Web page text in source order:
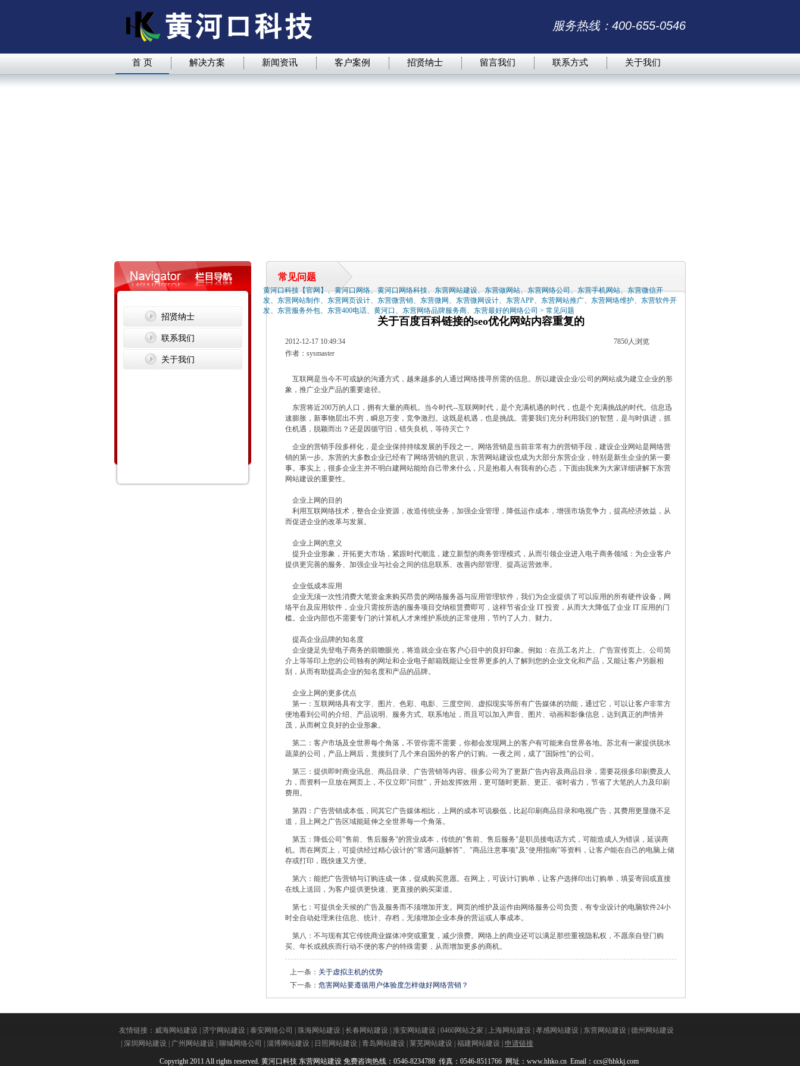
首 页 解决方案 新闻资讯 客户案例 招贤纳士 留言我们 联系方式 关于我们
招贤纳士
联系我们
关于我们
常见问题
黄河口科技【官网】、黄河口网络、黄河口网络科技、东营网站建设、东营做网站、东营网络公司、东营手机网站、东营微信开
发、东营网站制作、东营网页设计、东营微营销、东营微网、东营微网设计、东营APP、东营网站推广、东营网络维护、东营软件开
发、东营服务外包、东营400电话、黄河口、东营网络品牌服务商、东营最好的网络公司 > 常见问题
关于百度百科链接的seo优化网站内容重复的
2012-12-17 10:49:34
7850人浏览
作者：sysmaster
互联网是当今不可或缺的沟通方式，越来越多的人通过网络搜寻所需的信息。所以建设企业/公司的网站成为建立企业的形
象，推广企业产品的重要途径。
东营将近200万的人口，拥有大量的商机。当今时代--互联网时代，是个充满机遇的时代，也是个充满挑战的时代。信息迅
速膨胀，新事物层出不穷，瞬息万变，竞争激烈。这既是机遇，也是挑战。需要我们充分利用我们的智慧，是与时俱进，抓
住机遇，脱颖而出？还是因循守旧，错失良机，等待灭亡？
企业的营销手段多样化，是企业保持持续发展的手段之一。网络营销是当前非常有力的营销手段，建设企业网站是网络营
销的第一步。东营的大多数企业已经有了网络营销的意识，东营网站建设也成为大部分东营企业，特别是新生企业的第一要
事。事实上，很多企业主并不明白建网站能给自己带来什么，只是抱着人有我有的心态，下面由我来为大家详细讲解下东营
网站建设的重要性。
企业上网的目的
利用互联网络技术，整合企业资源，改造传统业务，加强企业管理，降低运作成本，增强市场竞争力，提高经济效益，从
而促进企业的改革与发展。
企业上网的意义
提升企业形象，开拓更大市场，紧跟时代潮流，建立新型的商务管理模式，从而引领企业进入电子商务领域：为企业客户
提供更完善的服务、加强企业与社会之间的信息联系、改善内部管理、提高运营效率。
企业低成本应用
企业无须一次性消费大笔资金来购买昂贵的网络服务器与应用管理软件，我们为企业提供了可以应用的所有硬件设备，网
络平台及应用软件，企业只需按所选的服务项目交纳租赁费即可，这样节省企业 IT 投资，从而大大降低了企业 IT 应用的门
槛。企业内部也不需要专门的计算机人才来维护系统的正常使用，节约了人力、财力。
提高企业品牌的知名度
企业捷足先登电子商务的前瞻眼光，将造就企业在客户心目中的良好印象。例如：在员工名片上、广告宣传页上、公司简
介上等等印上您的公司独有的网址和企业电子邮箱既能让全世界更多的人了解到您的企业文化和产品，又能让客户另眼相
刮，从而有助提高企业的知名度和产品的品牌。
企业上网的更多优点
第一：互联网络具有文字、图片、色彩、电影、三度空间、虚拟现实等所有广告媒体的功能，通过它，可以让客户非常方
便地看到公司的介绍、产品说明、服务方式、联系地址，而且可以加入声音、图片、动画和影像信息，达到真正的声情并
茂，从而树立良好的企业形象。
第二：客户市场及全世界每个角落，不管你需不需要，你都会发现网上的客户有可能来自世界各地。苏北有一家提供脱水
蔬菜的公司，产品上网后，竟接到了几个来自国外的客户的订购。一夜之间，成了"国际性"的公司。
第三：提供即时商业讯息、商品目录、广告营销等内容。很多公司为了更新广告内容及商品目录，需要花很多印刷费及人
力，而资料一旦放在网页上，不仅立即"问世"，开始发挥效用，更可随时更新、更正、省时省力，节省了大笔的人力及印刷
费用。
第四：广告营销成本低，同其它广告媒体相比，上网的成本可说极低，比起印刷商品目录和电视广告，其费用更显微不足
道，且上网之广告区域能延伸之全世界每一个角落。
第五：降低公司"售前、售后服务"的营业成本，传统的"售前、售后服务"是职员接电话方式，可能造成人为错误，延误商
机。而在网页上，可提供经过精心设计的"常遇问题解答"、"商品注意事项"及"使用指南"等资料，让客户能在自己的电脑上储
存或打印，既快速又方便。
第六：能把广告营销与订购连成一体，促成购买意愿。在网上，可设计订购单，让客户选择印出订购单，填妥寄回或直接
在线上送回，为客户提供更快速、更直接的购买渠道。
第七：可提供全天候的广告及服务而不须增加开支。网页的维护及运作由网络服务公司负责，有专业设计的电脑软件24小
时全自动处理来往信息、统计、存档，无须增加企业本身的营运或人事成本。
第八：不与现有其它传统商业媒体冲突或重复，减少浪费。网络上的商业还可以满足那些重视隐私权，不愿亲自登门购
买、年长或残疾而行动不便的客户的特殊需要，从而增加更多的商机。
上一条： 关于虚拟主机的优势
下一条： 危害网站要遵循用户体验度怎样做好网络营销？
友情链接： 威海网站建设| 济宁网站建设| 泰安网络公司 珠海网站建设| 长春网站建设| 淮安网站建设| 0460网站之家 上海网站建设| 孝感网站建设| 东营网站建设| 德州网站建设
深圳网站建设| 广州网站建设| 聊城网络公司 淄博网站建设| 日照网站建设| 青岛网站建设| 莱芜网站建设| 福建网站建设| 申请链接
Copyright 2011 All rights reserved. 黄河口科技 东营网站建设 免费咨询热线：0546-8234788 传真：0546-8511766 网址：www.hhko.cn Email： ccs@hhkkj.com
服务热线：400-655-0546